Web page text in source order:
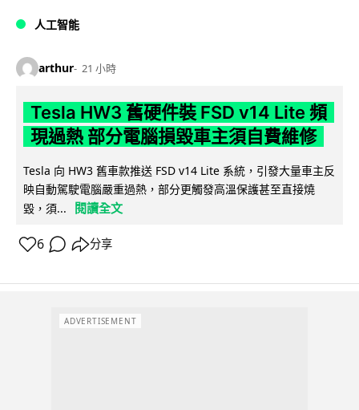
人工智能
arthur 21 小時
Tesla HW3 舊硬件裝 FSD v14 Lite 頻
現過熱 部分電腦損毀車主須自費維修
Tesla 向 HW3 舊車款推送 FSD v14 Lite 系統，引發大量車主反
映自動駕駛電腦嚴重過熱，部分更觸發高溫保護甚至直接燒
毀，須...
閱讀全文
6 分享
ADVERTISEMENT